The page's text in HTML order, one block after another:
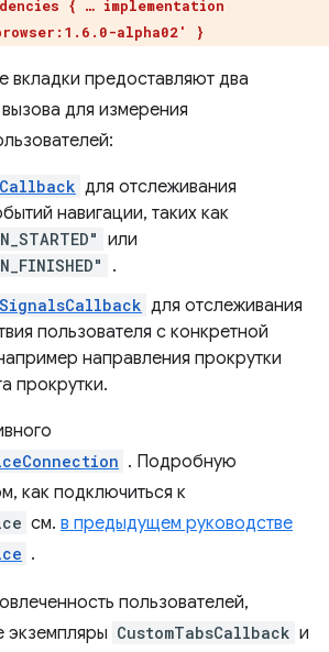
{ … implementation
alpha02' }
вкладки предоставляют два
для измерения
для отслеживания
навигации, таких как
или
.
для отслеживания
пользователя с конкретной
направления прокрутки
прокрутки.
. Подробную
как подключиться к
см. в предыдущем руководстве
.
пользователей,
экземпляры CustomTabsCallback и